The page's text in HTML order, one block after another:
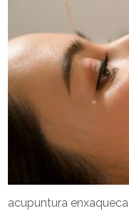
acupuntura enxaqueca